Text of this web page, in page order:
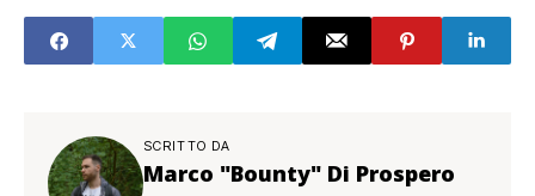
SCRITTO DA
Marco "Bounty" Di Prospero